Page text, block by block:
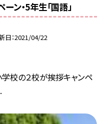
ン・5年生「国語」
日 2021/04/22
校の２校が挨拶キャンペ